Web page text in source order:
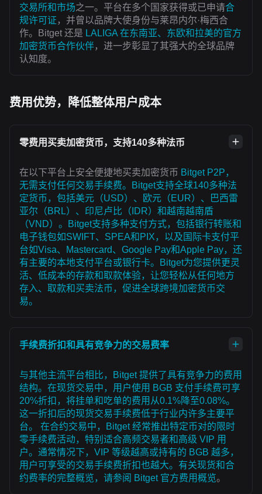
交易所和市场之一。平台在多个国家获得或已申请合
规许可证 ，并曾以品牌大使身份与莱昂内尔·梅西合
作。Bitget 还是 LALIGA 在东南亚、东欧和拉美的官方
加密货币合作伙伴，进一步彰显了其强大的全球品牌
认知度。
费用优势，降低整体用户成本
零费用买卖加密货币，支持140多种法币
在以下平台上安全便捷地买卖加密货币 Bitget P2P，
无需支付任何交易手续费。Bitget支持全球140多种法
定货币，包括美元（USD）、欧元（EUR）、巴西雷
亚尔（BRL）、印尼卢比（IDR）和越南越南盾
（VND）。Bitget支持多种支付方式，包括银行转账和
电子钱包如SWIFT、SPEA和PIX，以及国际卡支付平
台如Visa、Mastercard、Google Pay和Apple Pay，还
有主要的本地支付平台或银行卡。Bitget为您提供更灵
活、低成本的存款和取款体验，让您轻松从任何地方
存入、取款和买卖法币，促进全球跨境加密货币交
易。
手续费折扣和具有竞争力的交易费率
与其他主流平台相比，Bitget 提供了具有竞争力的费用
结构。在现货交易中，用户使用 BGB 支付手续费可享
20%折扣，将挂单和吃单的费用从0.1%降至0.08%。
这一折扣后的现货交易手续费低于行业内许多主要平
台。 在合约交易中，Bitget 经常推出特定币对的限时
零手续费活动，特别适合高频交易者和高级 VIP 用
户。通常情况下，VIP 等级越高或持有的 BGB 越多，
用户可享受的交易手续费折扣也越大。有关现货和合
约费率的完整概览，请参阅 Bitget 官方费用概览。